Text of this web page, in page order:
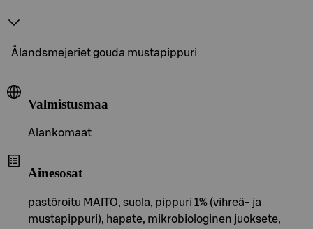
Ålandsmejeriet gouda mustapippuri
Valmistusmaa
Alankomaat
Ainesosat
pastöroitu MAITO, suola, pippuri 1% (vihreä- ja
mustapippuri), hapate, mikrobiologinen juoksete,